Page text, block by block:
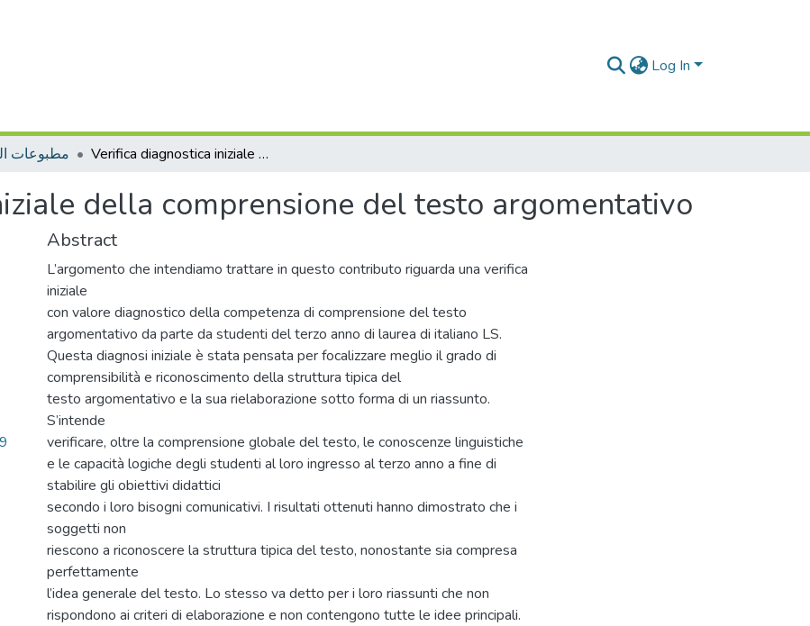
Log In
مطبوعات Verifica diagnostica iniziale della comprensione del testo argomentativo
della comprensione del testo argomentativo
Abstract
L’argomento che intendiamo trattare in questo contributo riguarda una verifica
iniziale
con valore diagnostico della competenza di comprensione del testo
argomentativo da parte da studenti del terzo anno di laurea di italiano LS.
Questa diagnosi iniziale è stata pensata per focalizzare meglio il grado di
comprensibilità e riconoscimento della struttura tipica del
testo argomentativo e la sua rielaborazione sotto forma di un riassunto.
S’intende
verificare, oltre la comprensione globale del testo, le conoscenze linguistiche
e le capacità logiche degli studenti al loro ingresso al terzo anno a fine di
stabilire gli obiettivi didattici
secondo i loro bisogni comunicativi. I risultati ottenuti hanno dimostrato che i
soggetti non
riescono a riconoscere la struttura tipica del testo, nonostante sia compresa
perfettamente
l’idea generale del testo. Lo stesso va detto per i loro riassunti che non
rispondono ai criteri di elaborazione e non contengono tutte le idee principali.